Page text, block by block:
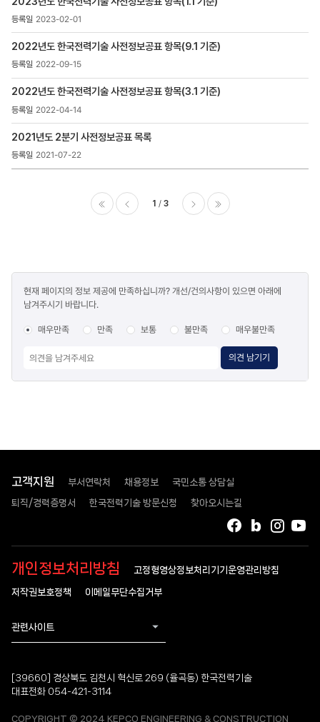
2023-02-01
2022년도 한국전력기술 사전정보공표 항목(9.1 기준)
2022-09-15
2022년도 한국전력기술 사전정보공표 항목(3.1 기준)
2022-04-14
2021년도 2분기 사전정보공표 목록
2021-07-22
1 3
만족도
조사
현재 페이지의 정보 제공에 만족하십니까? 개선/건의사항이 있으면 아래에
남겨주시기 바랍니다.
매우만족 만족 보통 불만족 매우불만족
의견 남기기
고객지원 부서연락처 채용정보 국민소통 상담실
퇴직/경력증명서 한국전력기술 방문신청 찾아오시는길
인스
블로그
페이스북
개인정보처리방침 고정형영상정보처리기기운영관리방침
저작권보호정책 이메일무단수집거부
관련사이트
[39660] 경상북도 김천시 혁신로 269 (율곡동) 한국전력기술
대표전화 054-421-3114
COPYRIGHT © 2024 KEPCO ENGINEERING & CONSTRUCTION